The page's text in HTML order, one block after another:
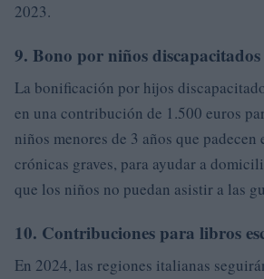
2023.
9. Bono por niños discapacitados
La bonificación por hijos
en una contribución de 1.500 euros
niños menores de 3 años que padecen
crónicas graves, para ayudar a
que los niños no puedan asistir a las
10. Contribuciones para libros
En 2024, las regiones italianas